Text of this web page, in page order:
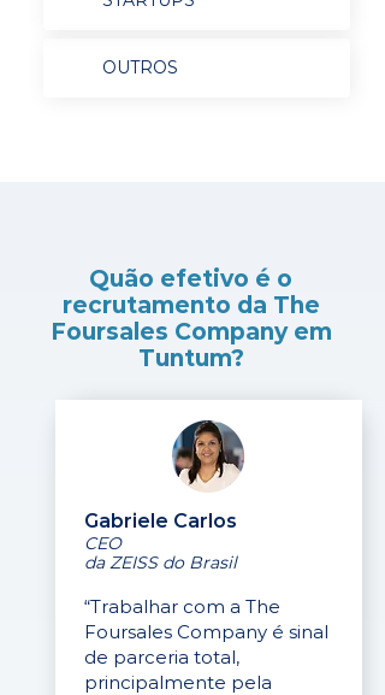
OUTROS
Quão efetivo é o
recrutamento da The
Foursales Company em
Tuntum?
Gabriele Carlos
CEO
da ZEISS do Brasil
“Trabalhar com a The
Foursales Company é sinal
de parceria total,
principalmente pela